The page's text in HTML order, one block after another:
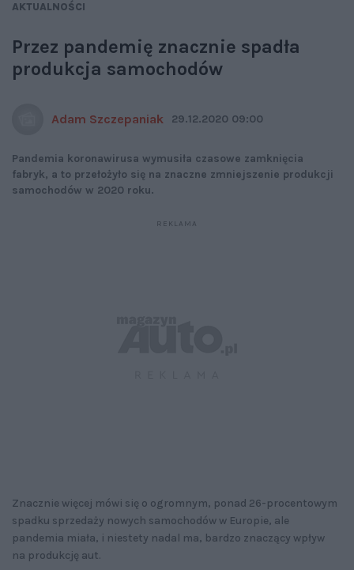
AKTUALNOŚCI
Przez pandemię znacznie spadła
produkcja samochodów
Adam Szczepaniak 29.12.2020 09:00
Pandemia koronawirusa wymusiła czasowe zamknięcia
fabryk, a to przełożyło się na znaczne zmniejszenie produkcji
samochodów w 2020 roku.
Znacznie więcej mówi się o ogromnym, ponad 26-procentowym
spadku sprzedaży nowych samochodów w Europie, ale
pandemia miała, i niestety nadal ma, bardzo znaczący wpływ
na produkcję aut.